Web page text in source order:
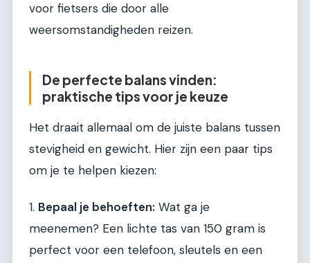
voor fietsers die door alle
weersomstandigheden reizen.
De perfecte balans vinden:
praktische tips voor je keuze
Het draait allemaal om de juiste balans tussen
stevigheid en gewicht. Hier zijn een paar tips
om je te helpen kiezen:
1. Bepaal je behoeften: Wat ga je
meenemen? Een lichte tas van 150 gram is
perfect voor een telefoon, sleutels en een